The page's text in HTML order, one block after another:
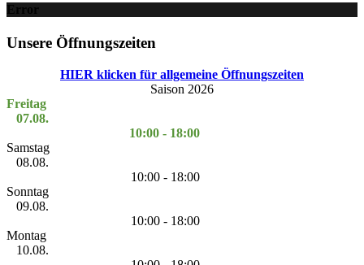
Error
Unsere Öffnungszeiten
HIER klicken für allgemeine Öffnungszeiten
Saison 2026
Freitag
07.08.
10:00 - 18:00
Samstag
08.08.
10:00 - 18:00
Sonntag
09.08.
10:00 - 18:00
Montag
10.08.